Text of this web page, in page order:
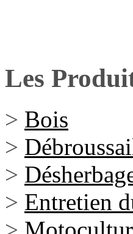
Les
> Bois
>
>
> Entretien